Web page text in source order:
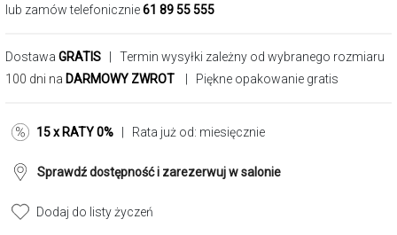
lub zamów telefonicznie61 89 55 555
Dostawa GRATIS | Termin wysyłki zależny od wybranego rozmiaru
100 dni na DARMOWY ZWROT | Piękne opakowanie gratis
15 x RATY 0% | Rata już od: miesięcznie
Sprawdź dostępność i zarezerwuj w salonie
Dodaj do listy życzeń